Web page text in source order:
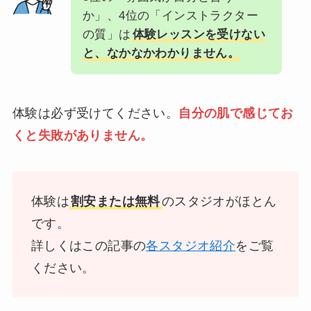
か」、4位の「インストラクター
の質」は 体験レッスンを受けない
と、なかなかわかりません。
体験は必ず受けてください。 自分の肌で感じてお
くと失敗がありません。
体験は割安または無料のスタジオがほとん
です。
詳しくはこの記事の各スタジオ紹介をご覧
ください。